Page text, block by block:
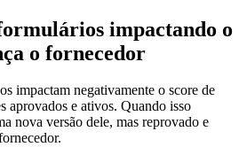
impactando o
o fornecedor
impactam negativamente o score de
aprovados e ativos. Quando isso
nova versão dele, mas reprovado e